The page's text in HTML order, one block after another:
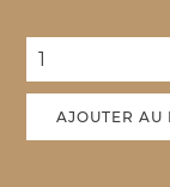
AJOUTER AU